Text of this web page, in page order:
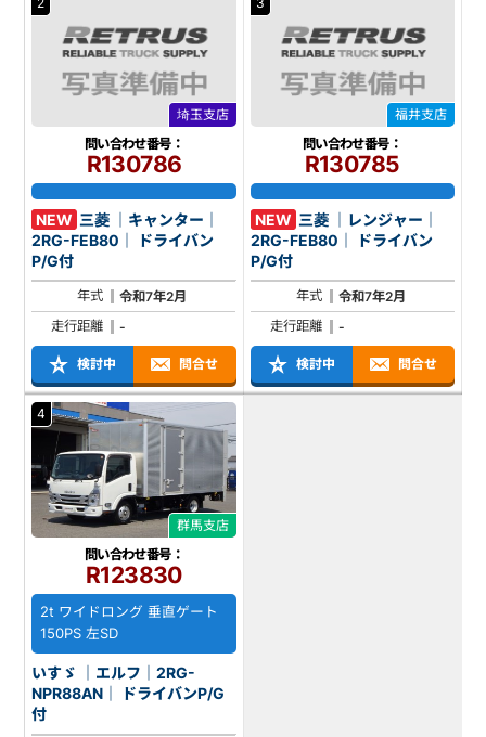
埼玉支店
問い合わせ番号：
R130786
NEW 三菱 ｜キャンター｜
2RG-FEB80｜ ドライバン
P/G付
年式
令和7年2月
走行距離
-
検討中 問合せ
福井支店
問い合わせ番号：
R130785
NEW 三菱 ｜レンジャー｜
2RG-FEB80｜ ドライバン
P/G付
年式
令和7年2月
走行距離
-
検討中 問合せ
4
群馬支店
問い合わせ番号：
R123830
2t ワイドロング 垂直ゲート
150PS 左SD
いすゞ ｜エルフ｜2RG-
NPR88AN｜ ドライバンP/G
付